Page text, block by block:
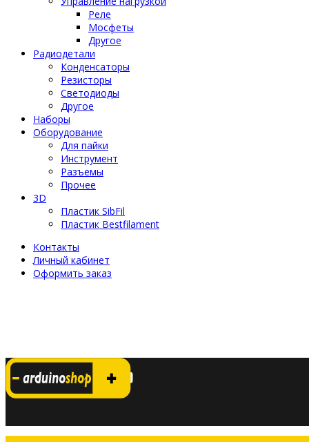
Реле
Мосфеты
Другое
Радиодетали
Конденсаторы
Резисторы
Светодиоды
Другое
Наборы
Оборудование
Для пайки
Инструмент
Разъемы
Прочее
3D
Пластик SibFil
Пластик Bestfilament
Контакты
Личный кабинет
Оформить заказ